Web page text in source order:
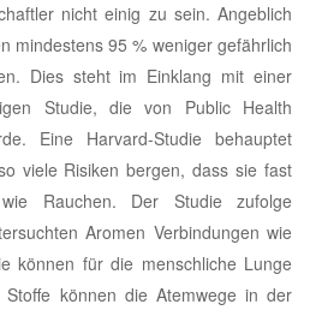
nicht einig zu sein. Angeblich
mindestens 95 % weniger gefährlich
Dies steht im Einklang mit einer
Studie, die von Public Health
Eine Harvard-Studie behauptet
viele Risiken bergen, dass sie fast
Rauchen. Der Studie zufolge
Aromen Verbindungen wie
können für die menschliche Lunge
können die Atemwege in der